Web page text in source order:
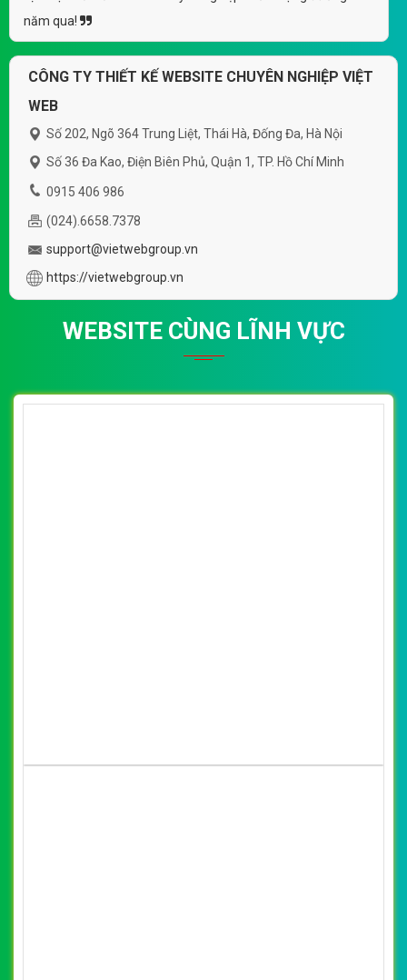
năm qua!
CÔNG TY THIẾT KẾ WEBSITE CHUYÊN NGHIỆP VIỆT
WEB
Số 202, Ngõ 364 Trung Liệt, Thái Hà, Đống Đa, Hà Nội
Số 36 Đa Kao, Điện Biên Phủ, Quận 1, TP. Hồ Chí Minh
0915 406 986
(024).6658.7378
support@vietwebgroup.vn
https://vietwebgroup.vn
WEBSITE CÙNG LĨNH VỰC